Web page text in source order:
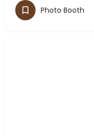
Photo Booth